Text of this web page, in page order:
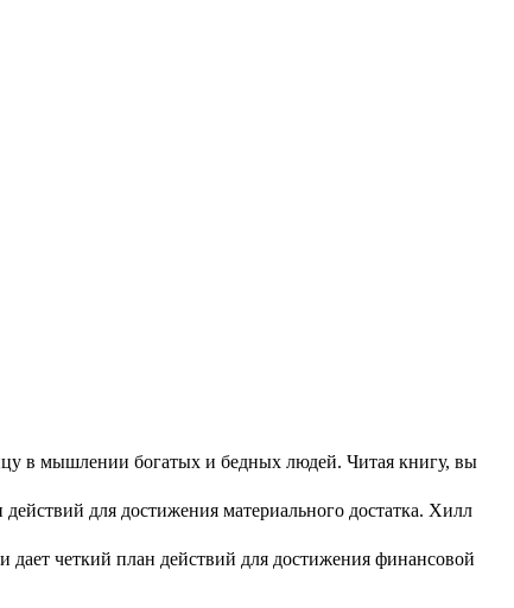
в мышлении богатых и бедных людей. Читая книгу, вы
для достижения материального достатка. Хилл
дает четкий план действий для достижения финансовой